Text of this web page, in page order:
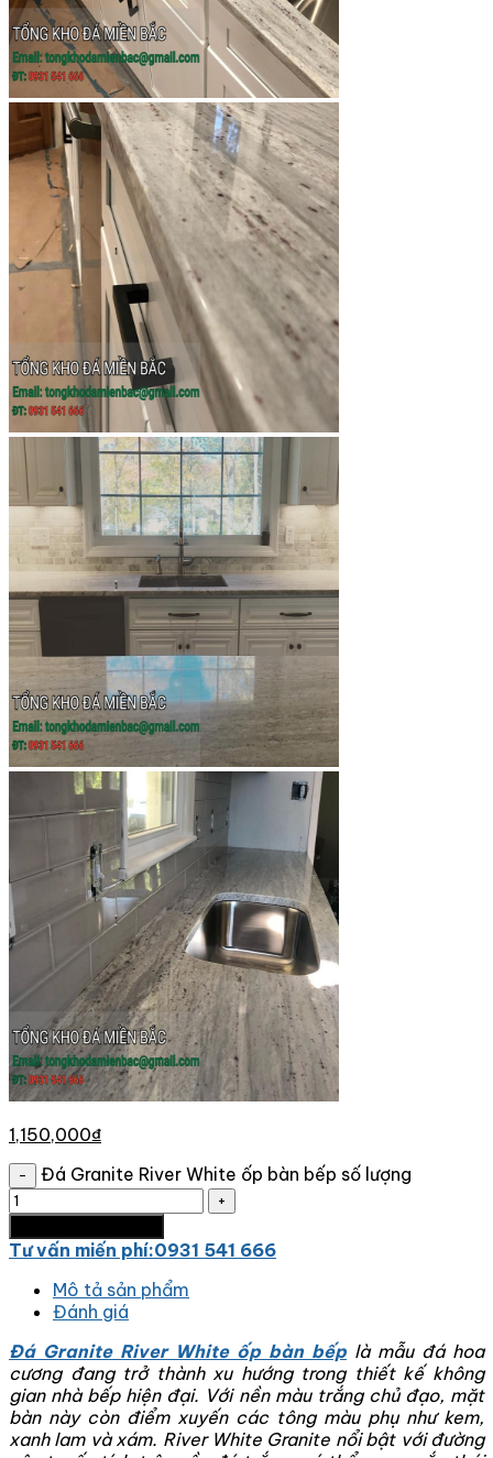
1,150,000₫
Đá Granite River White ốp bàn bếp số lượng
Tư vấn miến phí:0931 541 666
Mô tả sản phẩm
Đánh giá
Đá Granite River White ốp bàn bếp là mẫu đá hoa
cương đang trở thành xu hướng trong thiết kế không
gian nhà bếp hiện đại. Với nền màu trắng chủ đạo, mặt
bàn này còn điểm xuyến các tông màu phụ như kem,
xanh lam và xám. River White Granite nổi bật với đường